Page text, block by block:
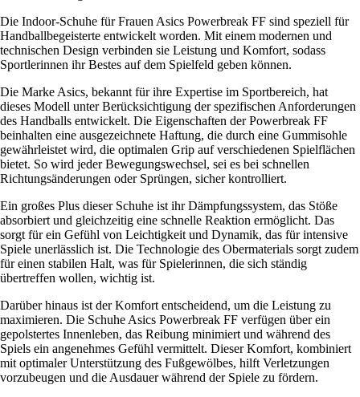
Die Indoor-Schuhe für Frauen Asics Powerbreak FF sind speziell für
Handballbegeisterte entwickelt worden. Mit einem modernen und
technischen Design verbinden sie Leistung und Komfort, sodass
Sportlerinnen ihr Bestes auf dem Spielfeld geben können.
Die Marke Asics, bekannt für ihre Expertise im Sportbereich, hat
dieses Modell unter Berücksichtigung der spezifischen Anforderungen
des Handballs entwickelt. Die Eigenschaften der Powerbreak FF
beinhalten eine ausgezeichnete Haftung, die durch eine Gummisohle
gewährleistet wird, die optimalen Grip auf verschiedenen Spielflächen
bietet. So wird jeder Bewegungswechsel, sei es bei schnellen
Richtungsänderungen oder Sprüngen, sicher kontrolliert.
Ein großes Plus dieser Schuhe ist ihr Dämpfungssystem, das Stöße
absorbiert und gleichzeitig eine schnelle Reaktion ermöglicht. Das
sorgt für ein Gefühl von Leichtigkeit und Dynamik, das für intensive
Spiele unerlässlich ist. Die Technologie des Obermaterials sorgt zudem
für einen stabilen Halt, was für Spielerinnen, die sich ständig
übertreffen wollen, wichtig ist.
Darüber hinaus ist der Komfort entscheidend, um die Leistung zu
maximieren. Die Schuhe Asics Powerbreak FF verfügen über ein
gepolstertes Innenleben, das Reibung minimiert und während des
Spiels ein angenehmes Gefühl vermittelt. Dieser Komfort, kombiniert
mit optimaler Unterstützung des Fußgewölbes, hilft Verletzungen
vorzubeugen und die Ausdauer während der Spiele zu fördern.